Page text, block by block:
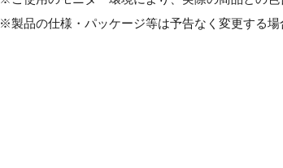
※製品の仕様・パッケージ等は予告なく変更する